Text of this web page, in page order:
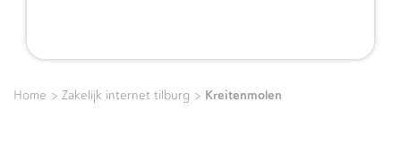
Home > Zakelijk internet tilburg > Kreitenmolen